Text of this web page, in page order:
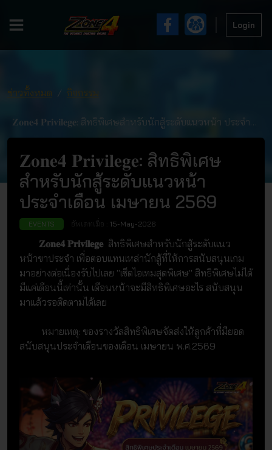
Login
ข่าวทั้งหมด กิจกรรม
𝐙𝐨𝐧𝐞𝟒 𝐏𝐫𝐢𝐯𝐢𝐥𝐞𝐠𝐞: สิทธิพิเศษสำหรับนักสู้ระดับแนวหน้า ประจำ
เดือน เมษายน 2569
𝐙𝐨𝐧𝐞𝟒 𝐏𝐫𝐢𝐯𝐢𝐥𝐞𝐠𝐞: สิทธิพิเศษ
สำหรับนักสู้ระดับแนวหน้า
ประจำเดือน เมษายน 2569
EVENTS 15-May-2026
𝐙𝐨𝐧𝐞𝟒 𝐏𝐫𝐢𝐯𝐢𝐥𝐞𝐠𝐞 สิทธิพิเศษสำหรับนักสู้ระดับแนว
หน้าขาประจำ เพื่อตอบแทนเหล่านักสู้ที่ให้การสนับสนุนเกม
มาอย่างต่อเนื่องรับไปเลย "เซ็ตไอเทมสุดพิเศษ" สิทธิพิเศษไม่ได้
มีแค่เดือนนี้เท่านั้น เดือนหน้าจะมีสิทธิพิเศษอะไร สนับสนุน
มาแล้วรอติดตามได้เลย
หมายเหตุ: ของรางวัลสิทธิพิเศษจัดส่งให้ลูกค้าที่มียอด
สนับสนุนประจำเดือนของเดือน เมษายน พ.ศ.2569